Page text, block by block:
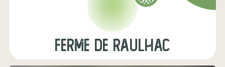
FERME DE RAULHAC